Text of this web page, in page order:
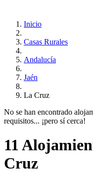
Inicio
Casas Rurales
Andalucía
Jaén
La Cruz
No se han encontrado
requisitos... ¡pero sí cerca!
11
Cruz